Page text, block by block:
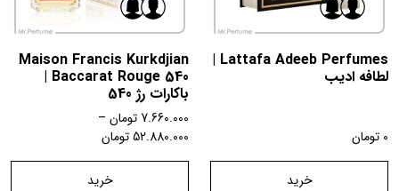
Lattafa Adeeb Perfumes |
لطافه ادیب
0 تومان
خرید
Maison Francis Kurkdjian
Baccarat Rouge 540 |
باکارات رژ 540
7.660.000 تومان –
52.880.000تومان
خرید